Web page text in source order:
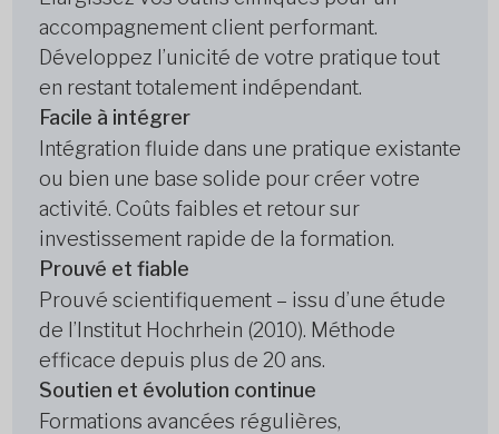
accompagnement client performant.
Développez l’unicité de votre pratique tout
en restant totalement indépendant.
Facile à intégrer
Intégration fluide dans une pratique existante
ou bien une base solide pour créer votre
activité. Coûts faibles et retour sur
investissement rapide de la formation.
Prouvé et fiable
Prouvé scientifiquement – issu d’une étude
de l’Institut Hochrhein (2010). Méthode
efficace depuis plus de 20 ans.
Soutien et évolution continue
Formations avancées régulières,